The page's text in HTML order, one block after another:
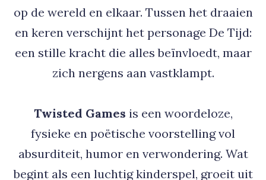
op de wereld en elkaar. Tussen het draaien
en keren verschijnt het personage De Tijd:
een stille kracht die alles beïnvloedt, maar
zich nergens aan vastklampt.
Twisted Games is een woordeloze,
fysieke en poëtische voorstelling vol
absurditeit, humor en verwondering. Wat
begint als een luchtig kinderspel, groeit uit